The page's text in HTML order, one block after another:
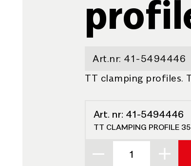
Art.nr: 41-5494446
TT clamping profiles.
Art. nr: 41-5494446
TT CLAMPING PROFILE